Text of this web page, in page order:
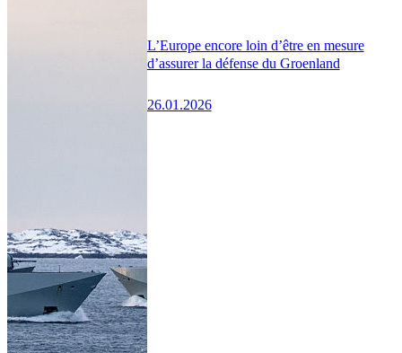
L’Europe encore loin d’être en mesure
d’assurer la défense du Groenland
26.01.2026